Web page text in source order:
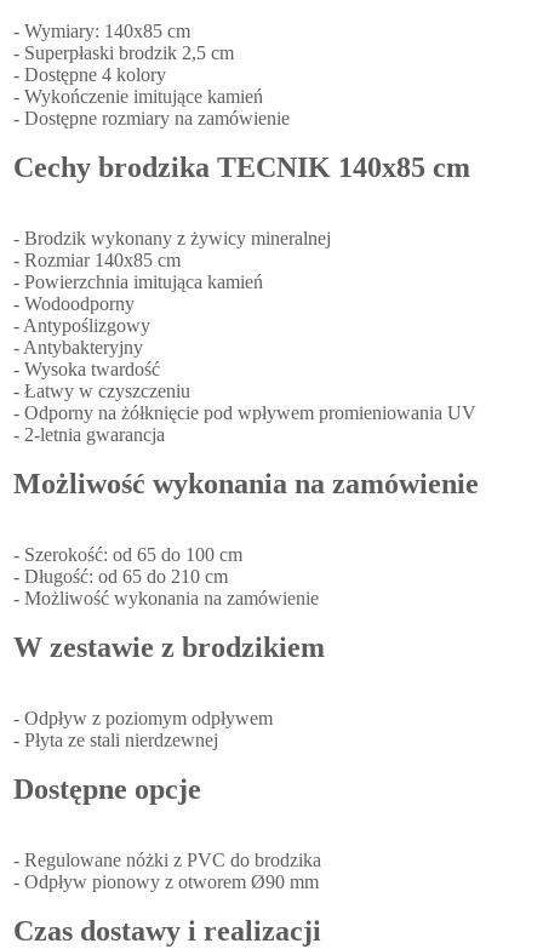
- Wymiary: 140x85 cm
- Superpłaski brodzik 2,5 cm
- Dostępne 4 kolory
- Wykończenie imitujące kamień
- Dostępne rozmiary na zamówienie
Cechy brodzika TECNIK 140x85 cm
- Brodzik wykonany z żywicy mineralnej
- Rozmiar 140x85 cm
- Powierzchnia imitująca kamień
- Wodoodporny
- Antypoślizgowy
- Antybakteryjny
- Wysoka twardość
- Łatwy w czyszczeniu
- Odporny na żółknięcie pod wpływem promieniowania UV
- 2-letnia gwarancja
Możliwość wykonania na zamówienie
- Szerokość: od 65 do 100 cm
- Długość: od 65 do 210 cm
- Możliwość wykonania na zamówienie
W zestawie z brodzikiem
- Odpływ z poziomym odpływem
- Płyta ze stali nierdzewnej
Dostępne opcje
- Regulowane nóżki z PVC do brodzika
- Odpływ pionowy z otworem Ø90 mm
Czas dostawy i realizacji